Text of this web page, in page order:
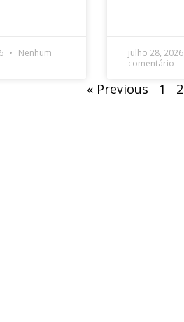
Nenhum
julho 28, 2026
comentário
« Previous 1 2